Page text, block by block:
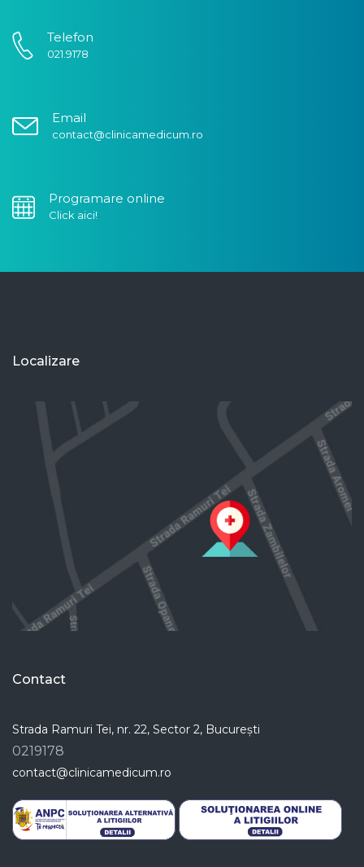
Telefon
021.9178
Email
contact@clinicamedicum.ro
Programare online
Click aici!
Localizare
Contact
Strada Ramuri Tei, nr. 22, Sector 2, București
0219178
contact@clinicamedicum.ro